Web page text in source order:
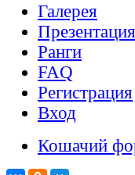
Галерея
Презентация
Ранги
FAQ
Регистрация
Вход
Кошачий